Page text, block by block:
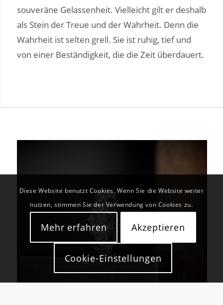
souveräne Gelassenheit. Vielleicht gilt er deshalb
als Stein der Treue und der Wahrheit. Denn die
Wahrheit ist selten grell. Sie ist ruhig, tief und
von einer Beständigkeit, die die Zeit überdauert.
Diese Website benutzt Cookies. Wenn Sie die Website weiter
nutzen, stimmen Sie der Verwendung von Cookies zu.
Mehr erfahren Akzeptieren
Cookie-Einstellungen